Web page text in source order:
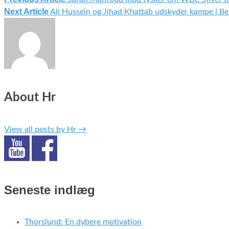
Indlægsnavigation
Next ArticleAli Hussein og Jihad Khattab udskyder kampe i
About Hr
View all posts by Hr →
Seneste indlæg
Thorslund: En dybere motivation